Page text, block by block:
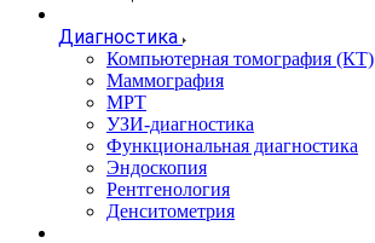
Диагностика
Компьютерная томография (КТ)
Маммография
МРТ
УЗИ-диагностика
Функциональная диагностика
Эндоскопия
Рентгенология
Денситометрия